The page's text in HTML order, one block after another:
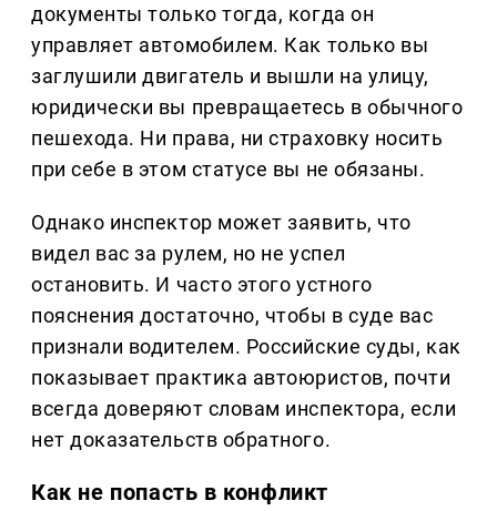
документы только тогда, когда он
управляет автомобилем. Как только вы
заглушили двигатель и вышли на улицу,
юридически вы превращаетесь в обычного
пешехода. Ни права, ни страховку носить
при себе в этом статусе вы не обязаны.
Однако инспектор может заявить, что
видел вас за рулем, но не успел
остановить. И часто этого устного
пояснения достаточно, чтобы в суде вас
признали водителем. Российские суды, как
показывает практика автоюристов, почти
всегда доверяют словам инспектора, если
нет доказательств обратного.
Как не попасть в конфликт